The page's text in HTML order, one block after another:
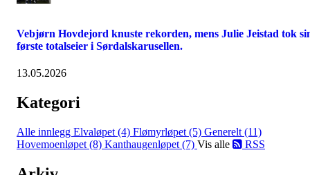
Vebjørn Hovdejord knuste rekorden, mens Julie Jeistad tok
første totalseier i Sørdalskarusellen.
13.05.2026
Kategori
Alle innlegg Elvaløpet (4) Flømyrløpet (5) Generelt (11)
Hovemoenløpet (8) Kanthaugenløpet (7) Vis alle RSS